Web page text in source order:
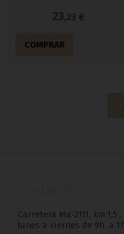
23,23 €
COMPRAR
Carretera Ma-2111, km
lunes a viernes de 9h. a